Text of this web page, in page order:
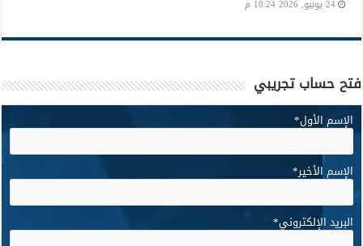
24 يونيو, 2026 10:24 م
فتح حساب تجريبي
الإسم الأول*
الإسم الأخير*
البريد الإلكتروني*